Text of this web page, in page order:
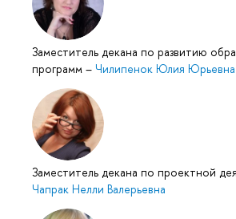
Заместитель декана по развитию
программ – Чилипенок Юлия Юрьевна
Заместитель декана по проектной
Чапрак Нелли Валерьевна